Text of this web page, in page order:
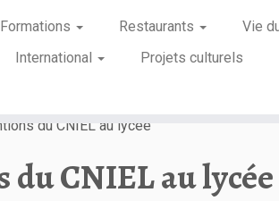
Restaurants Vie
International Projets culturels
du CNIEL au lycée
CNIEL au lycée